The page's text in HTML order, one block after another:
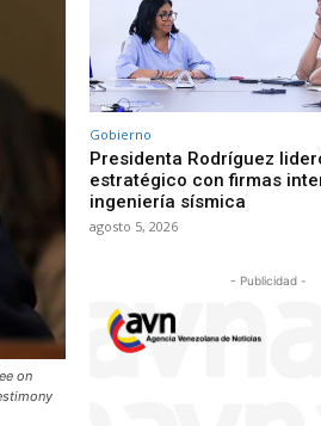
on
Gobierno
Presidenta Rodríguez
estratégico con firmas
ingeniería sísmica
agosto 5, 2026
- Publicidad -